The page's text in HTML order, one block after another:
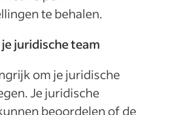
te behalen.
juridische team
om je juridische
Je juridische
beoordelen of de